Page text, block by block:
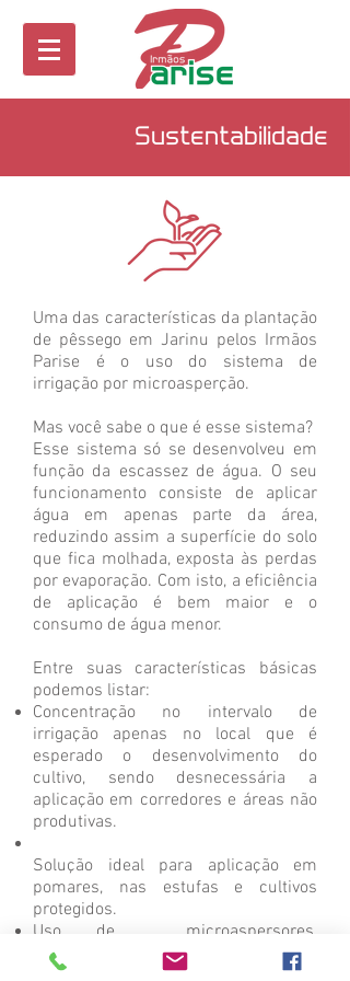
Sustentabilidade
Uma das características da plantação
de pêssego em Jarinu pelos Irmãos
Parise é o uso do sistema de
irrigação por microasperção.
Mas você sabe o que é esse sistema?
Esse sistema só se desenvolveu em
função da escassez de água. O seu
funcionamento consiste de aplicar
água em apenas parte da área,
reduzindo assim a superfície do solo
que fica molhada, exposta às perdas
por evaporação. Com isto, a eficiência
de aplicação é bem maior e o
consumo de água menor.
Entre suas características básicas
podemos listar:
Concentração no intervalo de
irrigação apenas no local que é
esperado o desenvolvimento do
cultivo, sendo desnecessária a
aplicação em corredores e áreas não
produtivas.
Solução ideal para aplicação em
pomares, nas estufas e cultivos
protegidos.
Uso de microaspersores,
pulverizadores e nebulizadores.